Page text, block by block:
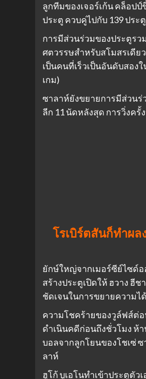
ลูกทีมของเจอร์เก้น คล็อป
ประตู ควบคู่ไปกับ 139 ประ
การมีส่วนร่วมของประตูรว
ศตวรรษสำหรับสโมสรเดีย
เป็นคนที่เร็วเป็นอันดับสอง
เกม)
ซาลาห์ยังขยายการมีส่วนร่
ลีก 11 นัดหลังสุด การวิ่งค
โรเบิร์ตสันก็ทำผ
ยักษ์ใหญ่จากเมอร์ซีย์ไซด์อ
สร้างประตูเปิดให้ ฮวาง ฮี
ชัดเจนในการขยายความ
ความโชคร้ายของวูล์ฟส์ต่
ดำเนินคดีก่อนถึงชั่วโมง ห้
บอลจากลูกโยนของโชเซ่
ลาห์
ฮูโก้ บูเอโนทำเข้าประตูตัว